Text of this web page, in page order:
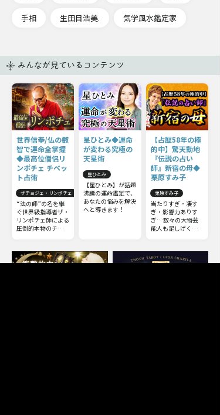
手相 生田目浩美. 気学風水鑑定家
みんなが見ているコンテンツ
世界信奉/仏の叡
智で運命全掌握
◆最高位僧侶リ
ンポチェ チベッ
ト占術
ザチョジェ・リンポチェ
“法の師”の名を継
ぐ世界級指導者ザ・
リンポチェ師による
圧倒的本物のチベッ
ト占術の極意をお伝
えしましょう。
星ひとみ◆運命
が変わる究極の
天星術
星ひとみ
【星ひとみ】が話題
沸騰の運命鑑定で、
あなたの悩みを解決
へと導きます！
【占歴58年の極
的中】驚天動地
『伝説の占い
師』新宿の母◆
栗原すみ子
栗原すみ子
当たりすぎ・凄す
ぎ・影響力ありす
ぎ…数々の大物芸
能人も足しげく通う